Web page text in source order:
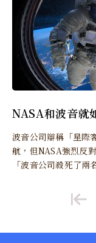
NASA和波音就
波音公司辯稱「星
航，但NASA強烈反
「波音公司殺死了